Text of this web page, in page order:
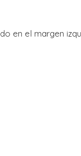
en el margen